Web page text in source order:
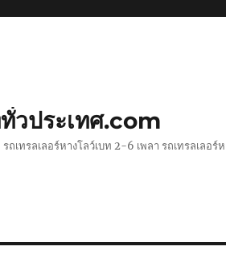
วประเทศ.com
รถเทรลเลอร์หางโลว์เบท 2-6 เพลา รถเทรลเ